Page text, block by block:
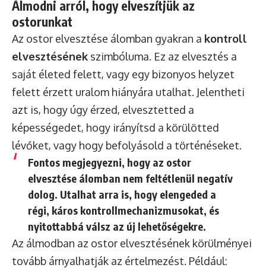
Álmodni arról, hogy elveszítjük az
ostorunkat
Az ostor elvesztése álomban gyakran a kontroll
elvesztésének szimbóluma. Ez az elvesztés a
saját életed felett, vagy egy bizonyos helyzet
felett érzett uralom hiányára utalhat. Jelentheti
azt is, hogy úgy érzed, elvesztetted a
képességedet, hogy irányítsd a körülötted
lévőket, vagy hogy befolyásold a történéseket.
Fontos megjegyezni, hogy az ostor
elvesztése álomban nem feltétlenül negatív
dolog. Utalhat arra is, hogy elengeded a
régi, káros kontrollmechanizmusokat, és
nyitottabbá válsz az új lehetőségekre.
Az álmodban az ostor elvesztésének körülményei
tovább árnyalhatják az értelmezést. Például: